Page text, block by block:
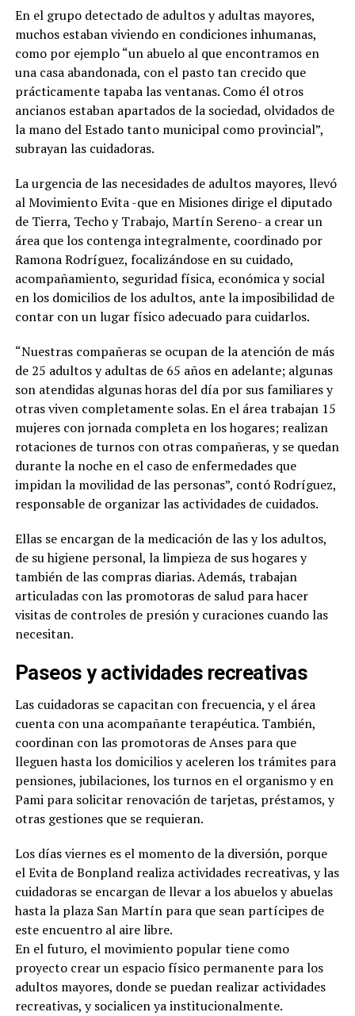
En el grupo detectado de adultos y adultas mayores,
muchos estaban viviendo en condiciones inhumanas,
como por ejemplo “un abuelo al que encontramos en
una casa abandonada, con el pasto tan crecido que
prácticamente tapaba las ventanas. Como él otros
ancianos estaban apartados de la sociedad, olvidados de
la mano del Estado tanto municipal como provincial”,
subrayan las cuidadoras.
La urgencia de las necesidades de adultos mayores, llevó
al Movimiento Evita -que en Misiones dirige el diputado
de Tierra, Techo y Trabajo, Martín Sereno- a crear un
área que los contenga integralmente, coordinado por
Ramona Rodríguez, focalizándose en su cuidado,
acompañamiento, seguridad física, económica y social
en los domicilios de los adultos, ante la imposibilidad de
contar con un lugar físico adecuado para cuidarlos.
“Nuestras compañeras se ocupan de la atención de más
de 25 adultos y adultas de 65 años en adelante; algunas
son atendidas algunas horas del día por sus familiares y
otras viven completamente solas. En el área trabajan 15
mujeres con jornada completa en los hogares; realizan
rotaciones de turnos con otras compañeras, y se quedan
durante la noche en el caso de enfermedades que
impidan la movilidad de las personas”, contó Rodríguez,
responsable de organizar las actividades de cuidados.
Ellas se encargan de la medicación de las y los adultos,
de su higiene personal, la limpieza de sus hogares y
también de las compras diarias. Además, trabajan
articuladas con las promotoras de salud para hacer
visitas de controles de presión y curaciones cuando las
necesitan.
Paseos y actividades recreativas
Las cuidadoras se capacitan con frecuencia, y el área
cuenta con una acompañante terapéutica. También,
coordinan con las promotoras de Anses para que
lleguen hasta los domicilios y aceleren los trámites para
pensiones, jubilaciones, los turnos en el organismo y en
Pami para solicitar renovación de tarjetas, préstamos, y
otras gestiones que se requieran.
Los días viernes es el momento de la diversión, porque
el Evita de Bonpland realiza actividades recreativas, y las
cuidadoras se encargan de llevar a los abuelos y abuelas
hasta la plaza San Martín para que sean partícipes de
este encuentro al aire libre.
En el futuro, el movimiento popular tiene como
proyecto crear un espacio físico permanente para los
adultos mayores, donde se puedan realizar actividades
recreativas, y socialicen ya institucionalmente.